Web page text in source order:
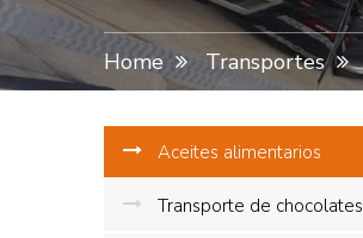
Home Transportes
Aceites alimentarios
Transporte de chocolates